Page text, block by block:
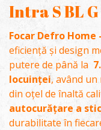
Intra S BL
Focar Defro Home
eficiență și design
putere de până la
locuinței, având
din oțel de înaltă
autocurățare a
durabilitate în